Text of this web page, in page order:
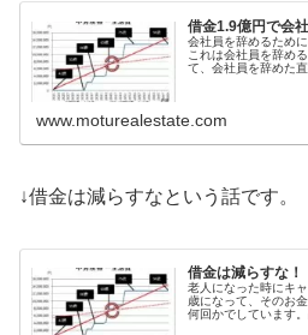
借金1.9億円で会
会社員を辞めるため
これは会社員を辞め
て、会社員を辞めた
www.moturealestate.com
↓借金は減らすなという話です。
借金は減らすな！
老人になった時にキ
歳になって、そのお
何回かでしています